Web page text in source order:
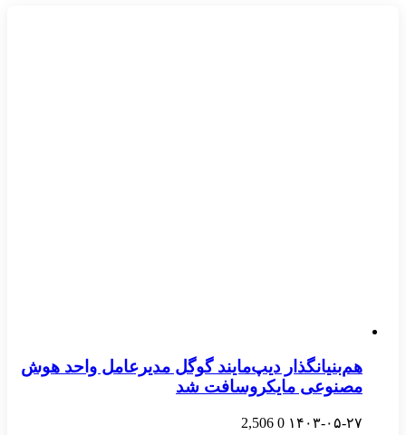
هم‌بنیانگذار دیپ‌مایند گوگل مدیرعامل واحد هوش
مصنوعی مایکروسافت شد
۱۴۰۳-۰۵-۲۷ 0
2,506